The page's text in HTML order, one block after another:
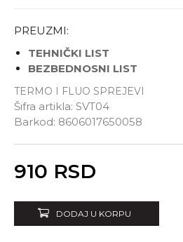
TERMO I FLUO SPREJEVI
Šifra artikla: SVT04
Barkod: 8606017650058
PREUZMI:
TEHNIČKI LIST
BEZBEDNOSNI LIST
910 RSD
DODAJ U KORPU